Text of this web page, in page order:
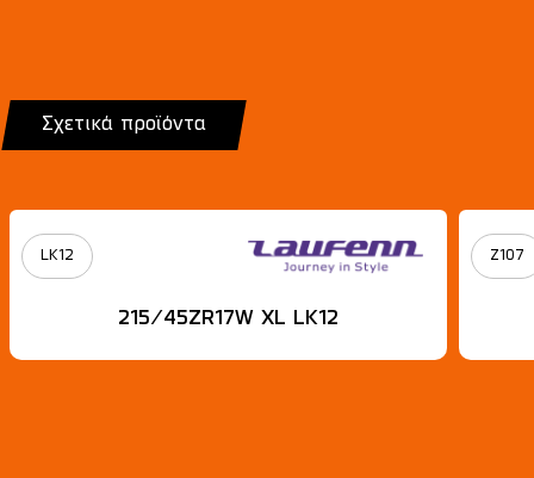
Σχετικά προϊόντα
LK12
215/45ZR17W XL LK12
Z107